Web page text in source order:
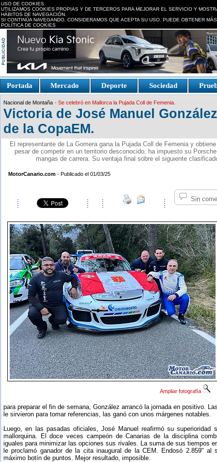
USO DE COOKIES
UTILIZAMOS COOKIES PROPIAS Y DE TERCEROS PARA MEJORAR EL SERVICIO Y
HÁBITOS DE NAVEGACIÓN.
SI CONTINÚA NAVEGANDO, CONSIDERAMOS QUE ACEPTA SU USO. PUEDE OBTENER
POLÍTICA DE COOKIES
Portada Mercado Deporte Sociedad
Fake Watches
replica-
watch.is
Nacional de Montaña - Se celebró en Mallorca la Pujada Coll de Femenia.
Victoria de José Manuel
de la CopaEM.
El representante de La Gomera gana la Pujada Coll de Femenia y
pesar de competir en un territorio desconocido, ha impuesto su
mangas de carrera. Su ventaja final sobre el siguiente
MotorCanario.com - Publicado el 01/03/25
Sin
Ampliar fotografía
para preparar el fin de semana, González arrancó la jornada en positivo.
le sirvieron para tomar referencias, las ganó con unos márgenes notables.
Luego, en las pasadas oficiales, José Manuel reafirmó su superioridad
mallorquina. El doce veces campeón de Canarias de la disciplina
iguales para minimizar las opciones sus rivales. La suma de sus tiempos
le proclamó ganador de la cita inaugural de la CEM. Endosó 2.859" al
máximo botín de puntos. Mejor resultado, imposible.